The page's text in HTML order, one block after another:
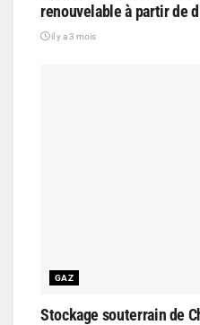
renouvelable à partir de
il y a 3 mois
GAZ
Stockage souterrain de